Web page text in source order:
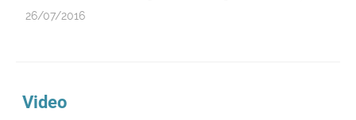
26/07/2016
Video